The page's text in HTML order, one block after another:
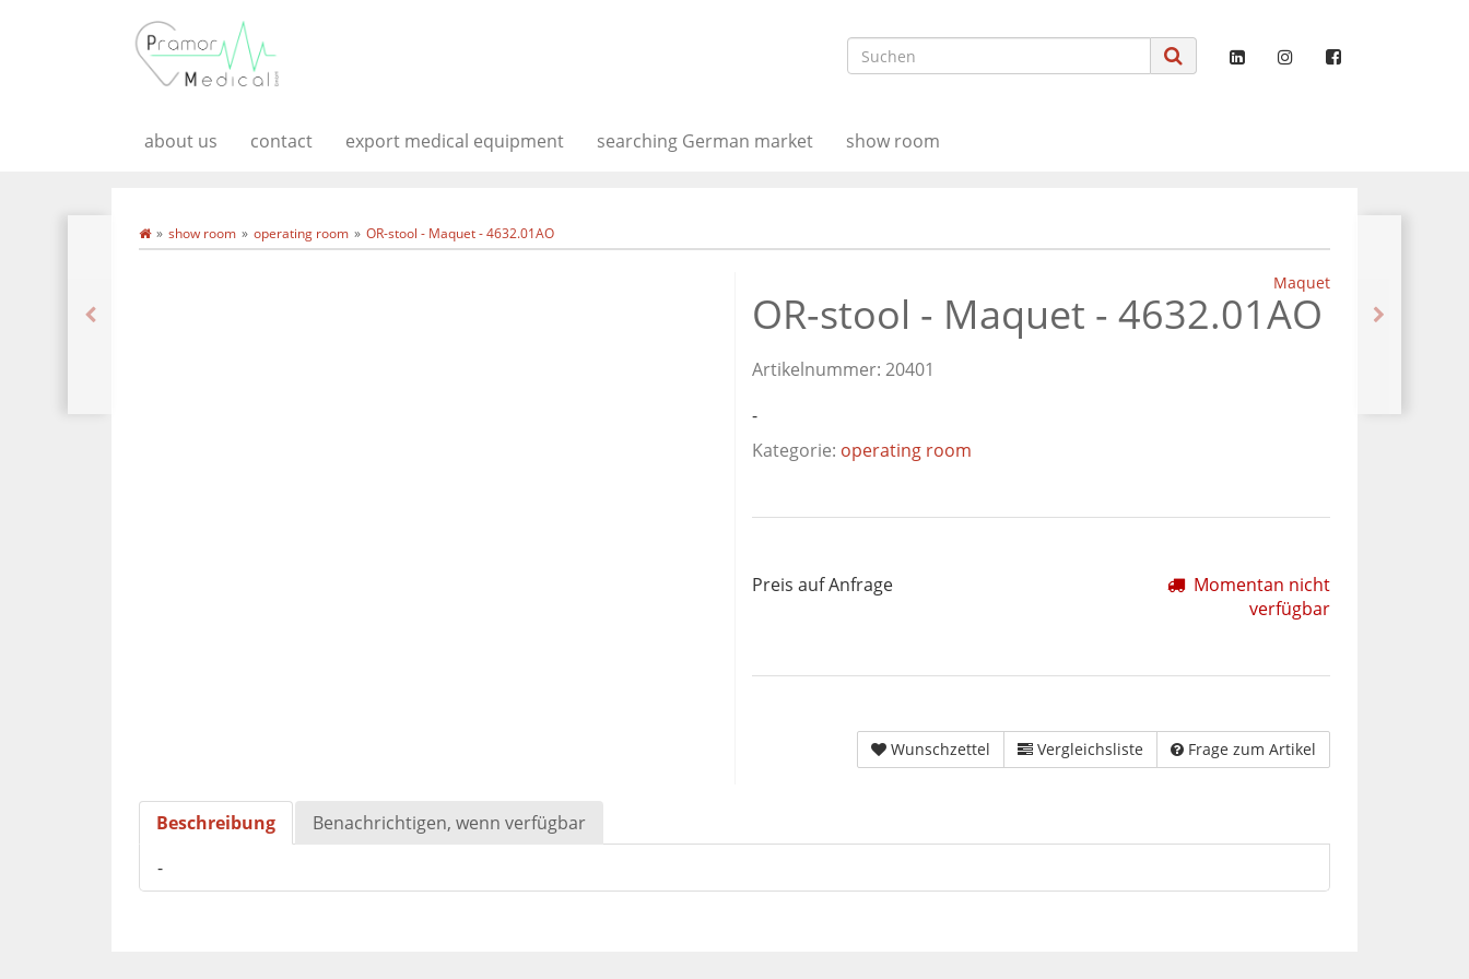
about us contact export medical equipment searching German market show room
show room operating room OR-stool - Maquet - 4632.01AO
Maquet
OR-stool - Maquet - 4632.01AO
Artikelnummer: 20401
-
Kategorie: operating room
Preis auf Anfrage
Momentan nicht
verfügbar
Wunschzettel Vergleichsliste Frage zum Artikel
Beschreibung
Benachrichtigen, wenn verfügbar
-